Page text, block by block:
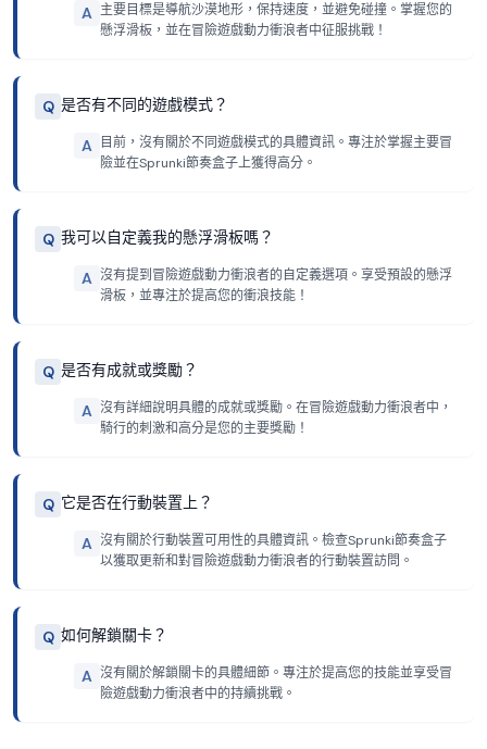
A 主要目標是導航沙漠地形，保持速度，並避免碰撞。掌握您的
懸浮滑板，並在冒險遊戲動力衝浪者中征服挑戰！
Q 是否有不同的遊戲模式？
A 目前，沒有關於不同遊戲模式的具體資訊。專注於掌握主要冒
險並在Sprunki節奏盒子上獲得高分。
Q 我可以自定義我的懸浮滑板嗎？
A 沒有提到冒險遊戲動力衝浪者的自定義選項。享受預設的懸浮
滑板，並專注於提高您的衝浪技能！
Q 是否有成就或獎勵？
A 沒有詳細說明具體的成就或獎勵。在冒險遊戲動力衝浪者中，
騎行的刺激和高分是您的主要獎勵！
Q 它是否在行動裝置上？
A 沒有關於行動裝置可用性的具體資訊。檢查Sprunki節奏盒子
以獲取更新和對冒險遊戲動力衝浪者的行動裝置訪問。
Q 如何解鎖關卡？
A 沒有關於解鎖關卡的具體細節。專注於提高您的技能並享受冒
險遊戲動力衝浪者中的持續挑戰。